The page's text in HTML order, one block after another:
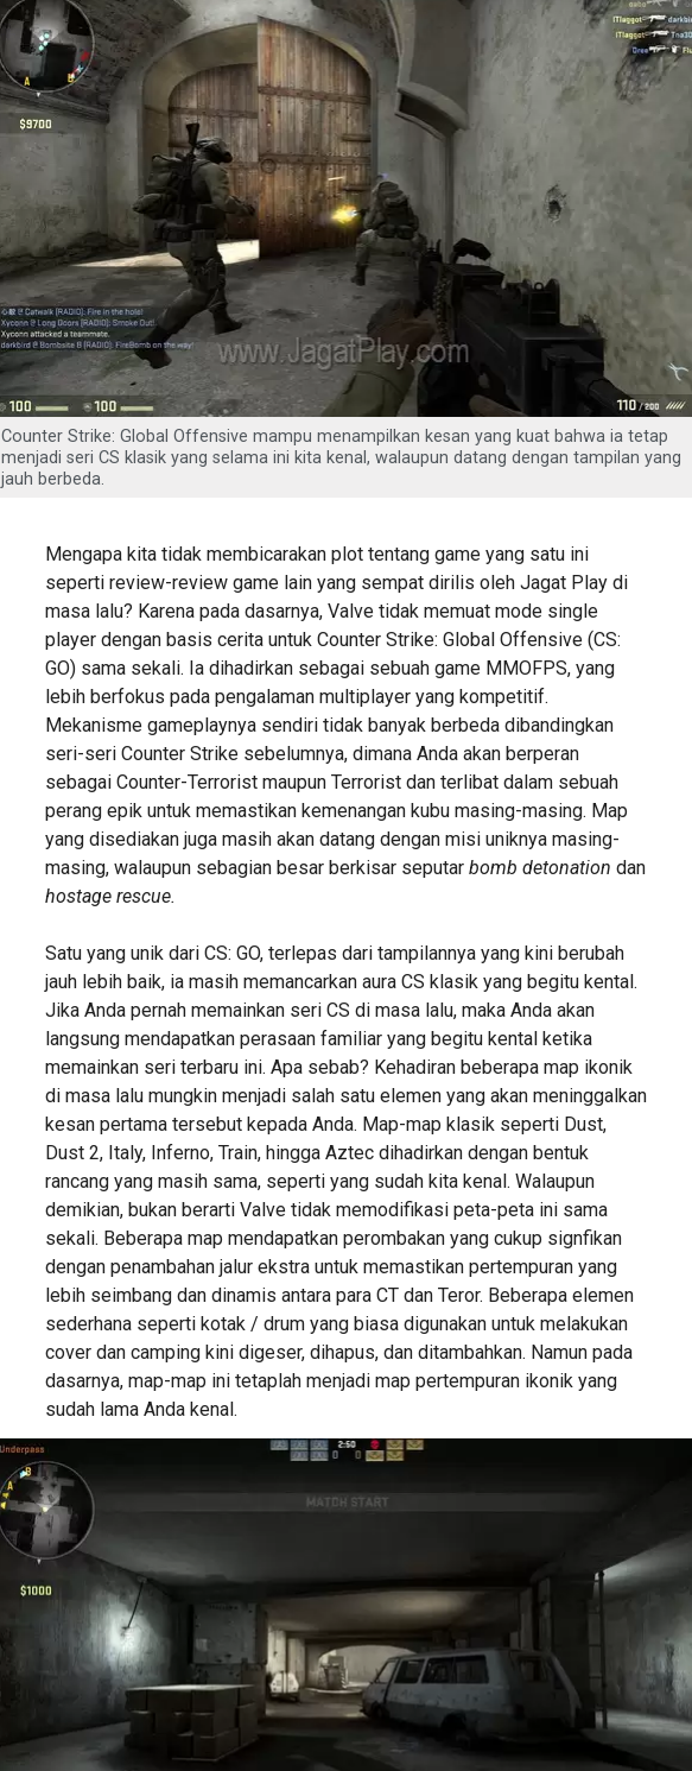
Counter Strike: Global Offensive mampu menampilkan kesan yang kuat bahwa ia tetap
menjadi seri CS klasik yang selama ini kita kenal, walaupun datang dengan tampilan yang
jauh berbeda.
Mengapa kita tidak membicarakan plot tentang game yang satu ini
seperti review-review game lain yang sempat dirilis oleh Jagat Play di
masa lalu? Karena pada dasarnya, Valve tidak memuat mode single
player dengan basis cerita untuk Counter Strike: Global Offensive (CS:
GO) sama sekali. Ia dihadirkan sebagai sebuah game MMOFPS, yang
lebih berfokus pada pengalaman multiplayer yang kompetitif.
Mekanisme gameplaynya sendiri tidak banyak berbeda dibandingkan
seri-seri Counter Strike sebelumnya, dimana Anda akan berperan
sebagai Counter-Terrorist maupun Terrorist dan terlibat dalam sebuah
perang epik untuk memastikan kemenangan kubu masing-masing. Map
yang disediakan juga masih akan datang dengan misi uniknya masing-
masing, walaupun sebagian besar berkisar seputar bomb detonation dan
hostage rescue.
Satu yang unik dari CS: GO, terlepas dari tampilannya yang kini berubah
jauh lebih baik, ia masih memancarkan aura CS klasik yang begitu kental.
Jika Anda pernah memainkan seri CS di masa lalu, maka Anda akan
langsung mendapatkan perasaan familiar yang begitu kental ketika
memainkan seri terbaru ini. Apa sebab? Kehadiran beberapa map ikonik
di masa lalu mungkin menjadi salah satu elemen yang akan meninggalkan
kesan pertama tersebut kepada Anda. Map-map klasik seperti Dust,
Dust 2, Italy, Inferno, Train, hingga Aztec dihadirkan dengan bentuk
rancang yang masih sama, seperti yang sudah kita kenal. Walaupun
demikian, bukan berarti Valve tidak memodifikasi peta-peta ini sama
sekali. Beberapa map mendapatkan perombakan yang cukup signfikan
dengan penambahan jalur ekstra untuk memastikan pertempuran yang
lebih seimbang dan dinamis antara para CT dan Teror. Beberapa elemen
sederhana seperti kotak / drum yang biasa digunakan untuk melakukan
cover dan camping kini digeser, dihapus, dan ditambahkan. Namun pada
dasarnya, map-map ini tetaplah menjadi map pertempuran ikonik yang
sudah lama Anda kenal.